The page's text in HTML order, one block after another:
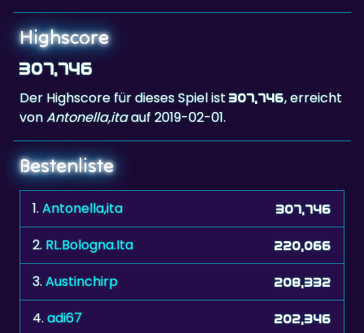
307,746
Der Highscore für dieses Spiel ist
von Antonella,ita
Bestenliste
1.Antonella,ita
2.RL.Bologna.Ita 220,066
3. Austinchirp 208,332
4.adi67 202,346
5. katarina 163,218